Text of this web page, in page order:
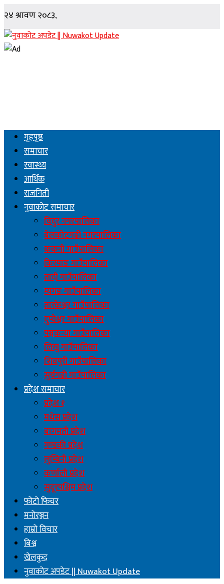
गृहपृष्ठ
समाचार
स्वास्थ्य
आर्थिक
राजनिती
नुवाकोट समाचार
विदुर नगरपालिका
बेलकोटगढी नगरपालिका
ककनी गाउँपालिका
किस्पाङ गाउँपालिका
तादी गाउँपालिका
म्यगङ गाउँपालिका
तारकेश्वर गाउँपालिका
दुप्चेश्वर गाउँपालिका
पञ्चकन्या गाउँपालिका
लिखु गाउँपालिका
शिवपुरी गाउँपालिका
सुर्यगढी गाउँपालिका
प्रदेश समाचार
प्रदेश १
मधेस प्रदेश
बागमती प्रदेश
गण्डकी प्रदेश
लुम्बिनी प्रदेश
कर्णाली प्रदेश
सुदूरपश्चिम प्रदेश
फोटो फिचर
मनोरञ्जन
हाम्रो विचार
बिश्व
खेलकुद
नुवाकोट अपडेट || Nuwakot Update